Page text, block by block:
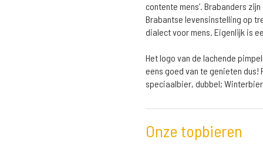
contente mens’. Brabanders
Brabantse levensinstelling op
dialect voor mens. Eigenlijk is
Het logo van de lachende
eens goed van te genieten dus!
speciaalbier, dubbel;
Onze topbieren